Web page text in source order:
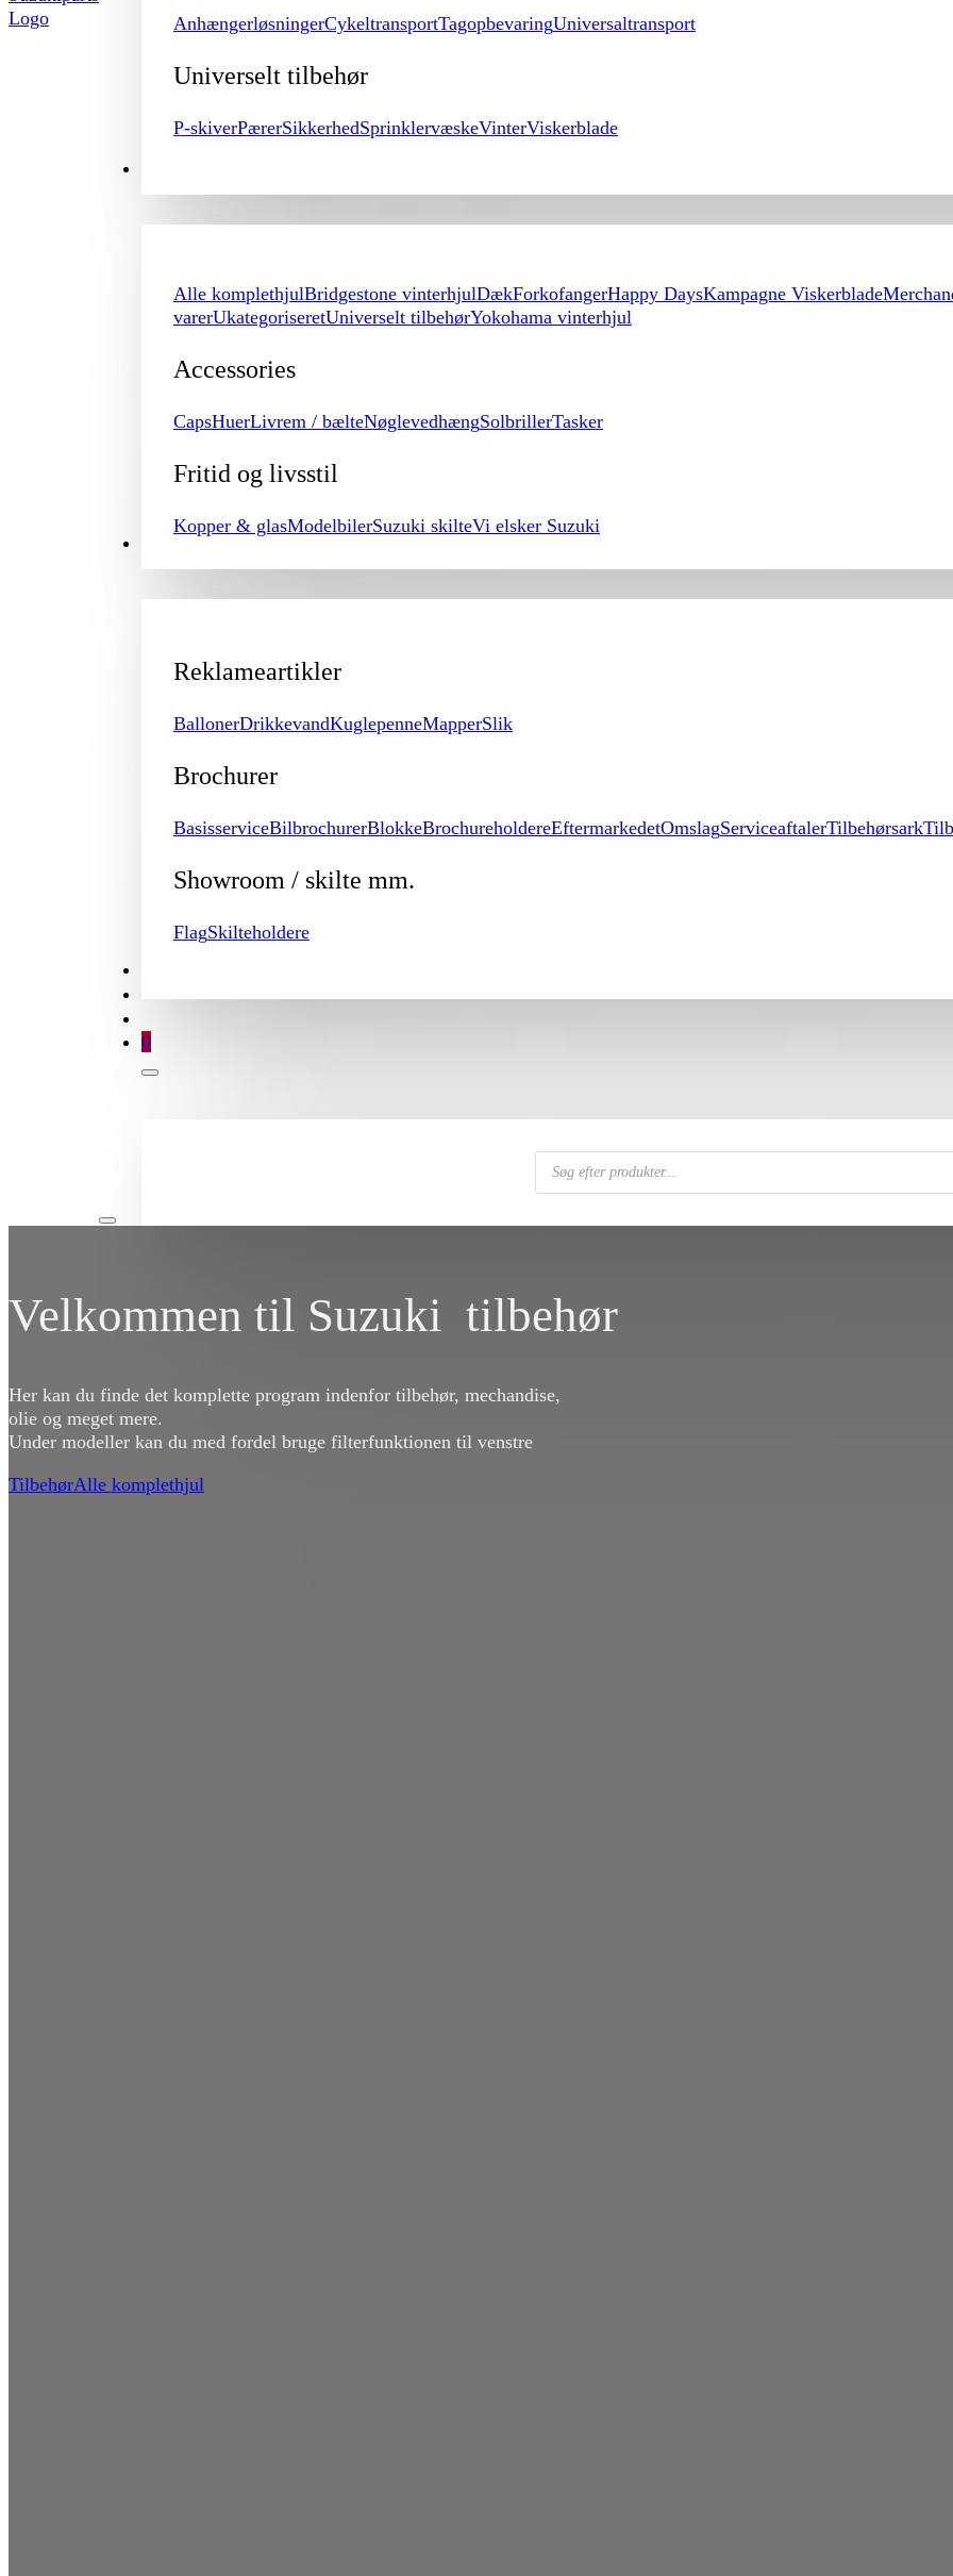
AnhængerløsningerCykeltransportTagopbevaringUniversaltransport
Universelt tilbehør
P-skiverPærerSikkerhedSprinklervæskeVinterViskerblade
Alle komplethjulBridgestone vinterhjulDækForkofangerHappy DaysKampagne Viskerblade
varerUkategoriseretUniverselt tilbehørYokohama vinterhjul
Accessories
CapsHuerLivrem / bælteNøglevedhængSolbrillerTasker
Fritid og livsstil
Kopper & glasModelbilerSuzuki skilteVi elsker Suzuki
PROMOTION
Reklameartikler
BallonerDrikkevandKuglepenneMapperSlik
Brochurer
BasisserviceBilbrochurerBlokkeBrochureholdereEftermarkedetOmslagServiceaftalerTilbehørsark
Showroom / skilte mm.
FlagSkilteholdere
0
Products
search
Velkommen til Suzuki tilbehør
Her kan du finde det komplette program indenfor tilbehør, mechandise,
olie og meget mere.
Under modeller kan du med fordel bruge filterfunktionen til venstre
TilbehørAlle komplethjul